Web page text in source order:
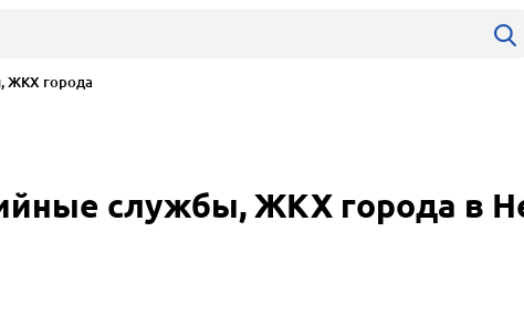
ЖКХ города
службы, ЖКХ города в